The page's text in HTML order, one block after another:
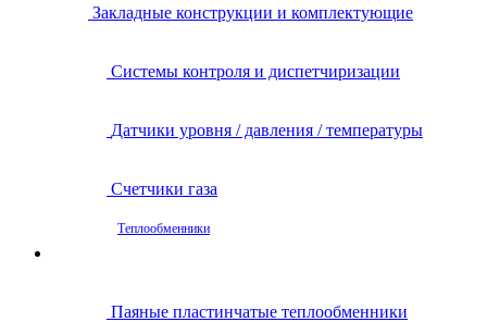
Закладные конструкции и комплектующие
Системы контроля и диспетчиризации
Датчики уровня / давления / температуры
Счетчики газа
Теплообменники
Паяные пластинчатые теплообменники